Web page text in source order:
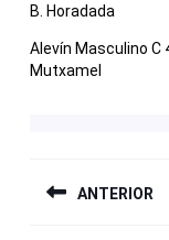
B. Horadada
Alevín Masculino C
Mutxamel
DE
ANTERIOR